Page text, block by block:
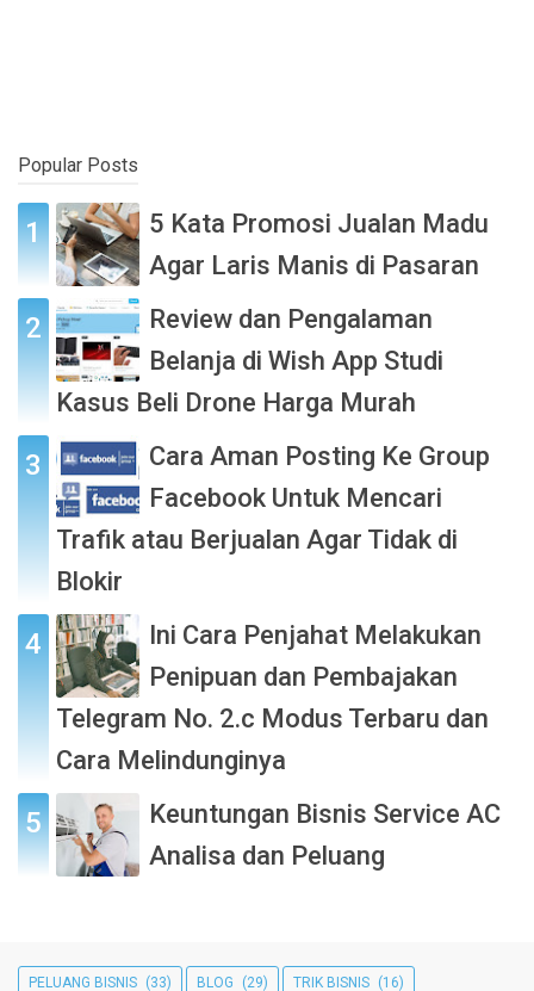
Popular Posts
5 Kata Promosi Jualan Madu
Agar Laris Manis di Pasaran
Review dan Pengalaman
Belanja di Wish App Studi
Kasus Beli Drone Harga Murah
Cara Aman Posting Ke Group
Facebook Untuk Mencari
Trafik atau Berjualan Agar Tidak di
Blokir
Ini Cara Penjahat Melakukan
Penipuan dan Pembajakan
Telegram No. 2.c Modus Terbaru dan
Cara Melindunginya
Keuntungan Bisnis Service AC
Analisa dan Peluang
PELUANG BISNIS (33) BLOG (29) TRIK BISNIS (16)